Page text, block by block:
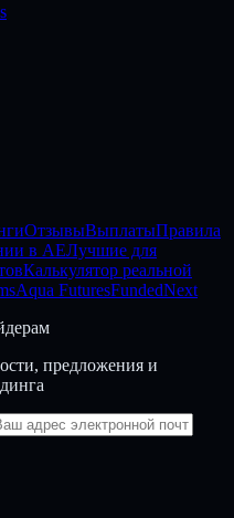
ОтзывыВыплатыПравила
в AEЛучшие для
Калькулятор реальной
Aqua FuturesFundedNext
предложения и